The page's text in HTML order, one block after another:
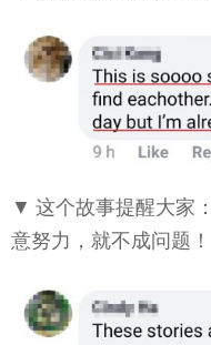
▼ 这个故事提醒大家
意努力，就不成问题！